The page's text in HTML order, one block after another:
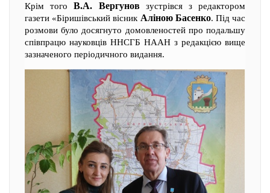
Крім тогоВ.А. Вергуновзустрівся з редактором
газети «Біришівський вісник Аліною Басенко. Під час
розмови було досягнуто домовленостей про подальшу
співпрацю науковців ННСГБ НААН з редакцією вище
зазначеного періодичного видання.